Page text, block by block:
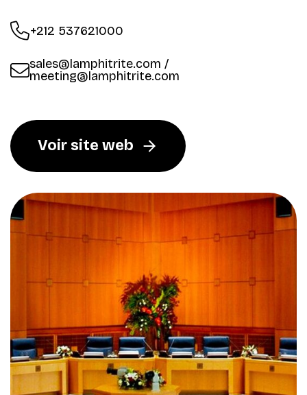
+212 537621000
sales@lamphitrite.com /
meeting@lamphitrite.com
Voir site web